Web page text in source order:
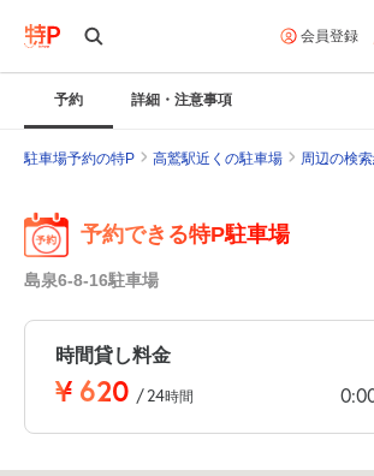
会員登録
予約 詳細・注意事項
駐車場予約の特P 高鷲駅近くの駐車場 周辺の検
予約できる特P駐車場
島泉6-8-16駐車場
時間貸し料金
¥ 620 /24時間